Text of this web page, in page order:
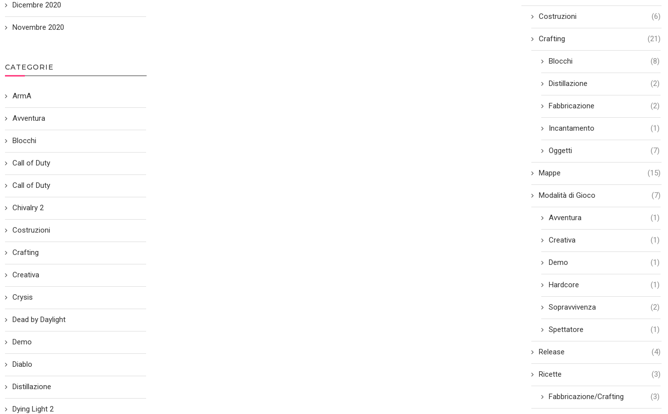
Costruzioni (6)
Crafting (21)
Blocchi (8)
Distillazione (2)
Fabbricazione (2)
Incantamento (1)
Oggetti (7)
Mappe (15)
Modalità di Gioco (7)
Avventura (1)
Creativa (1)
Demo (1)
Hardcore (1)
Sopravvivenza (2)
Spettatore (1)
Release (4)
Ricette (3)
Fabbricazione/Crafting (3)
Dicembre 2020
Novembre 2020
CATEGORIE
ArmA
Avventura
Blocchi
Call of Duty
Call of Duty
Chivalry 2
Costruzioni
Crafting
Creativa
Crysis
Dead by Daylight
Demo
Diablo
Distillazione
Dying Light 2